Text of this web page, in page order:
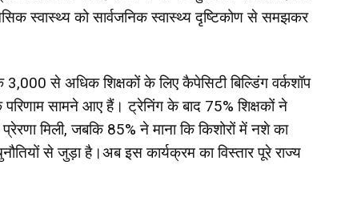
स्वास्थ्य को सार्वजनिक स्वास्थ्य दृष्टिकोण से समझकर
से अधिक शिक्षकों के लिए कैपेसिटी बिल्डिंग वर्कशॉप
सामने आए हैं। ट्रेनिंग के बाद 75% शिक्षकों ने
मिली, जबकि 85% ने माना कि किशोरों में नशे का
से जुड़ा है।अब इस कार्यक्रम का विस्तार पूरे राज्य